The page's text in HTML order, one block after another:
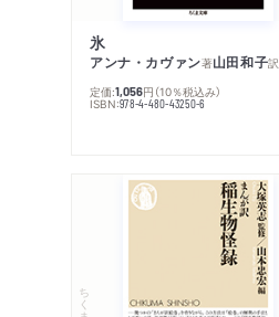
氷
アンナ・カヴァン著山田和子訳
定価:1,056円 （10％税込み）
ISBN:978-4-480-43250-6
ちくま新書